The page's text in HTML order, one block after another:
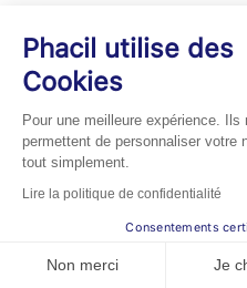
Phacil utilise des
Cookies
Pour une meilleure expérience. Ils
permettent de personnaliser votre
tout simplement.
Lire la politique de confidentialité
Consentements
Non merci Je